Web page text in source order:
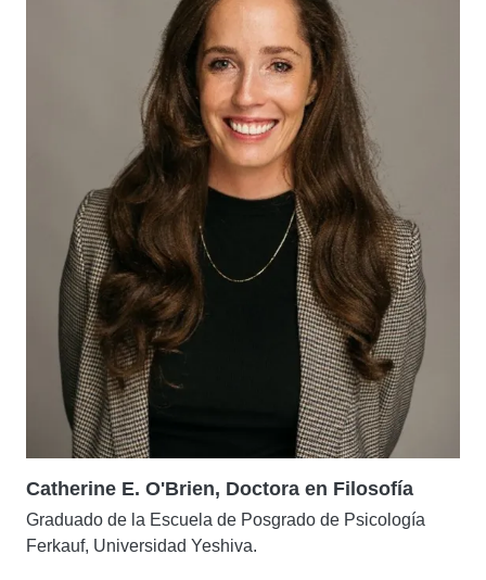
Catherine E. O'Brien, Doctora en Filosofía
Graduado de la Escuela de Posgrado de Psicología
Ferkauf, Universidad Yeshiva.